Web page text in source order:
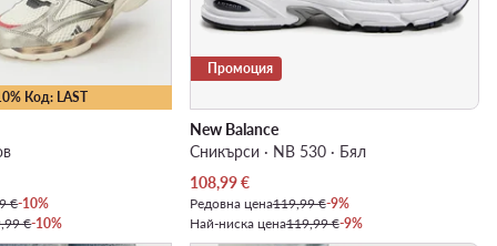
Код: LAST
€-10%
€-10%
Промоция
New Balance
Сникърси · NB 530 · Бял
Актуална цена
108,99€
Редовна цена119,99 €-9%
Най-ниска цена119,99 €-9%